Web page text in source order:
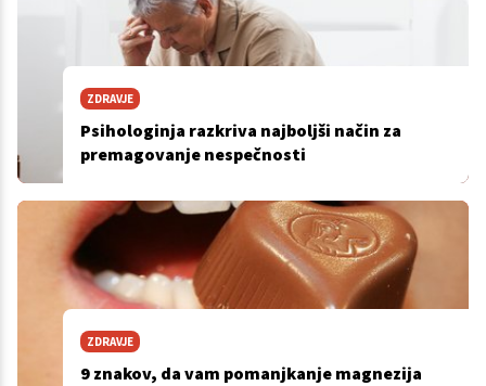
ZDRAVJE
Psihologinja razkriva najboljši način za
premagovanje nespečnosti
ZDRAVJE
9 znakov, da vam pomanjkanje magnezija